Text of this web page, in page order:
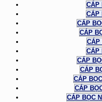
CÁP
CÁP
CÁP
CÁP
CÁP
CÁP
CÁP
CÁP
CÁP
CÁP
CÁP BỌC